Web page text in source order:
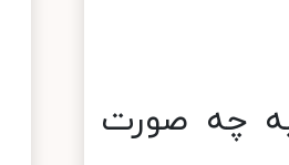
جام جهانی ۲۰۲۲ به چه صورت